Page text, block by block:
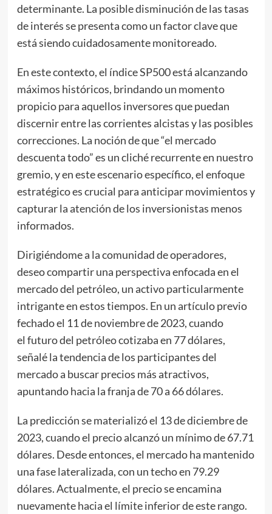
determinante. La posible disminución de las tasas
de interés se presenta como un factor clave que
está siendo cuidadosamente monitoreado.
En este contexto, el índice SP500 está alcanzando
máximos históricos, brindando un momento
propicio para aquellos inversores que puedan
discernir entre las corrientes alcistas y las posibles
correcciones. La noción de que “el mercado
descuenta todo” es un cliché recurrente en nuestro
gremio, y en este escenario específico, el enfoque
estratégico es crucial para anticipar movimientos y
capturar la atención de los inversionistas menos
informados.
Dirigiéndome a la comunidad de operadores,
deseo compartir una perspectiva enfocada en el
mercado del petróleo, un activo particularmente
intrigante en estos tiempos. En un artículo previo
fechado el 11 de noviembre de 2023, cuando
el futuro del petróleo cotizaba en 77 dólares,
señalé la tendencia de los participantes del
mercado a buscar precios más atractivos,
apuntando hacia la franja de 70 a 66 dólares.
La predicción se materializó el 13 de diciembre de
2023, cuando el precio alcanzó un mínimo de 67.71
dólares. Desde entonces, el mercado ha mantenido
una fase lateralizada, con un techo en 79.29
dólares. Actualmente, el precio se encamina
nuevamente hacia el límite inferior de este rango.